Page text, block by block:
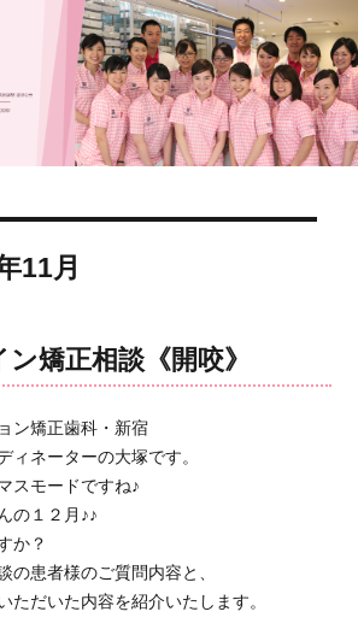
11月
矯正相談《開咬》
ン矯正歯科・新宿
ィネーターの大塚です。
スモードですね♪
の１２月♪♪
か？
の患者様のご質問内容と、
ただいた内容を紹介いたします。